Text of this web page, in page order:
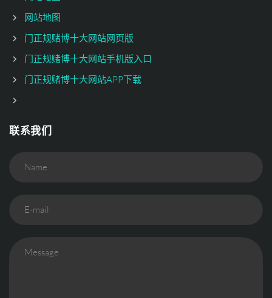
网站地图
门正规赌博十大网站网页版
门正规赌博十大网站手机版入口
门正规赌博十大网站APP下载
联系我们
Name
E-mail
Message